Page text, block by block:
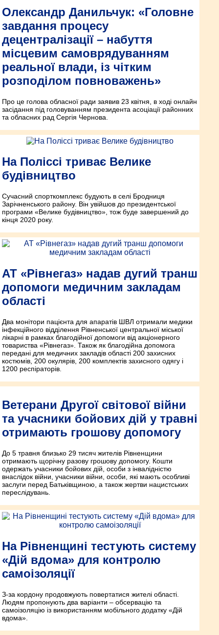
Олександр Данильчук: «Головне
завдання процесу
децентралізації – набуття
місцевим самоврядуванням
реальної влади, із чітким
розподілом повноважень»
Про це голова обласної ради заявив 23 квітня, в ході онлайн
засідання під головуванням президента асоціації районних
та обласних рад Сергія Чернова.
На Поліссі триває Велике
будівництво
Сучасний спорткомплекс будують в селі Бродниця
Зарічненського району. Він увійшов до президентської
програми «Велике будівництво», тож буде завершений до
кінця 2020 року.
АТ «Рівнегаз» надав дугий транш
допомоги медичним закладам
області
Два монітори пацієнта для апаратів ШВЛ отримали медики
інфекційного відділення Рівненської центральної міської
лікарні в рамках благодійної допомоги від акціонерного
товариства «Рівнегаз». Також як благодійна допомога
передані для медичних закладів області 200 захисних
костюмів, 200 окулярів, 200 комплектів захисного одягу і
1200 респіраторів.
Ветерани Другої світової війни
та учасники бойових дій у травні
отримають грошову допомогу
До 5 травня близько 29 тисяч жителів Рівненщини
отримають щорічну разову грошову допомогу. Кошти
одержать учасники бойових дій, особи з інвалідністю
внаслідок війни, учасники війни, особи, які мають особливі
заслуги перед Батьківщиною, а також жертви нацистських
переслідувань.
На Рівненщині тестують систему
«Дій вдома» для контролю
самоізоляції
З-за кордону продовжують повертатися жителі області.
Людям пропонують два варіанти – обсервацію та
самоізоляцію із використанням мобільного додатку «Дій
вдома».